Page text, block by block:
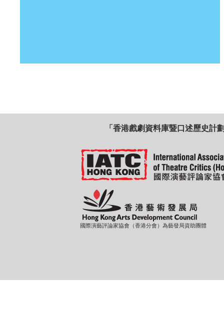
「香港戲劇資料庫暨口述歷史計
國際演藝評論家協會（香港分會）為藝發局資助團體